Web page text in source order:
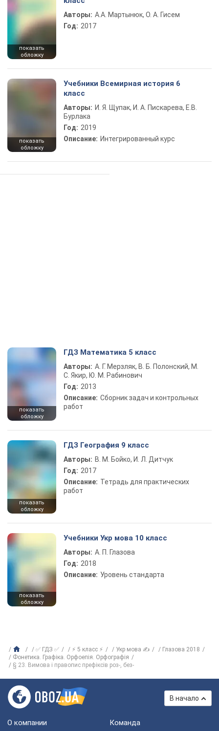
показать
обложку
Авторы: А.А. Мартынюк, О. А. Гисем
Год: 2017
показать
обложку
Учебники Всемирная история 6
класс
Авторы: И. Я. Щупак, И. А. Пискарева, Е.В.
Бурлака
Год: 2019
Описание: Интегрированный курс
показать
обложку
ГДЗ Математика 5 класс
Авторы: А. Г. Мерзляк, В. Б. Полонский, М.
С. Якир, Ю. М. Рабинович
Год: 2013
Описание: Сборник задач и контрольных
работ
показать
обложку
ГДЗ География 9 класс
Авторы: В. М. Бойко, И. Л. Дитчук
Год: 2017
Описание: Тетрадь для практических
работ
показать
обложку
Учебники Укр мова 10 класс
Авторы: А. П. Глазова
Год: 2018
Описание: Уровень стандарта
✅ ГДЗ ✅ ⚡ 5 класс ⚡ Укр мова ✍
Глазова 2018
Фонетика. Графіка. Орфоепія. Орфографія
§ 23. Вимова і правопис префіксів роз-, без-
В начало
О компании Команда